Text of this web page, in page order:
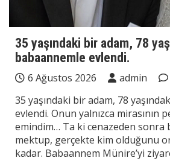
35 yaşındaki bir adam, 78
babaannemle evlendi.
6 Ağustos 2026 admin
35 yaşındaki bir adam, 78
evlendi. Onun yalnızca mirasının
emindim… Ta ki cenazeden sonra
mektup, gerçekte kim olduğunu
kadar. Babaannem Münire’yi